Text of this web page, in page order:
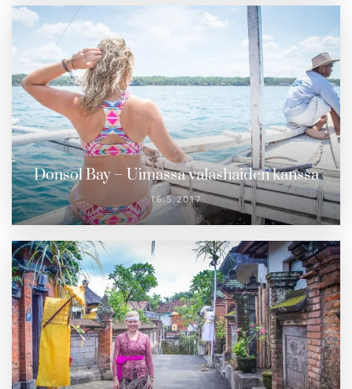
Donsol Bay – Uimassa valashaiden kanssa
16.5.2017